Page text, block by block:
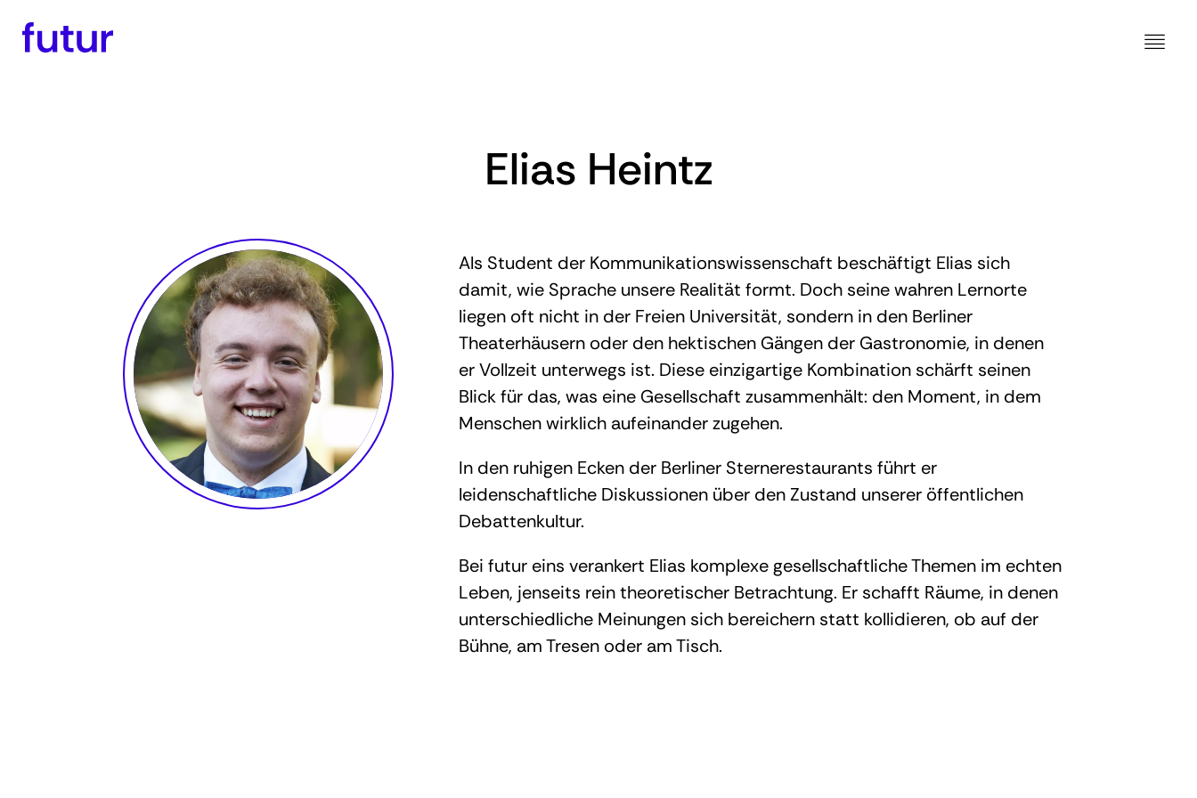
Elias Heintz
Als Student der Kommunikationswissenschaft beschäftigt Elias sich
damit, wie Sprache unsere Realität formt. Doch seine wahren Lernorte
liegen oft nicht in der Freien Universität, sondern in den Berliner
Theaterhäusern oder den hektischen Gängen der Gastronomie, in denen
er Vollzeit unterwegs ist. Diese einzigartige Kombination schärft seinen
Blick für das, was eine Gesellschaft zusammenhält: den Moment, in dem
Menschen wirklich aufeinander zugehen.
In den ruhigen Ecken der Berliner Sternerestaurants führt er
leidenschaftliche Diskussionen über den Zustand unserer öffentlichen
Debattenkultur.
Bei futur eins verankert Elias komplexe gesellschaftliche Themen im echten
Leben, jenseits rein theoretischer Betrachtung. Er schafft Räume, in denen
unterschiedliche Meinungen sich bereichern statt kollidieren, ob auf der
Bühne, am Tresen oder am Tisch.